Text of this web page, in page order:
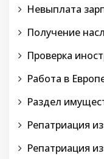
Невыплата
Получение
Проверка
Работа в
Раздел
Репатриация
Репатриация